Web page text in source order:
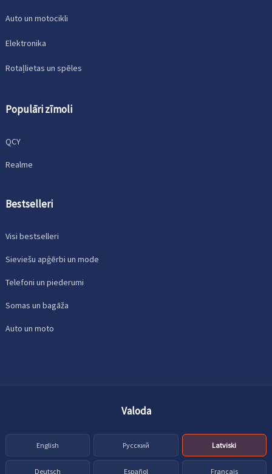
Auto un motocikli
Elektronika
Rotaļlietas un spēles
Populāri zīmoli
QCY
Realme
Bestselleri
Visi bestselleri
Sieviešu apģērbi un mode
Telefoni un piederumi
Somas un bagāža
Auto un moto
Valoda
English Русский Latviski
Deutsch Español Français